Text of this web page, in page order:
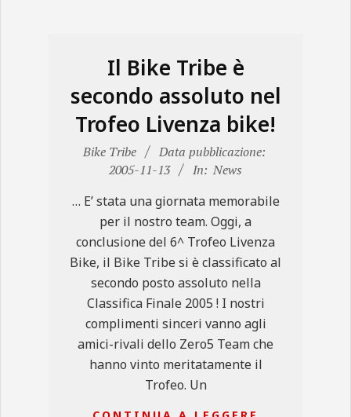
Il Bike Tribe è
secondo assoluto nel
Trofeo Livenza bike!
2005-
Bike Tribe
Data pubblicazione:
2005-11-13
In: News
… E’ stata una giornata memorabile
per il nostro team. Oggi, a
conclusione del 6^ Trofeo Livenza
Bike, il Bike Tribe si è classificato al
secondo posto assoluto nella
Classifica Finale 2005 ! I nostri
complimenti sinceri vanno agli
amici-rivali dello Zero5 Team che
hanno vinto meritatamente il
Trofeo. Un